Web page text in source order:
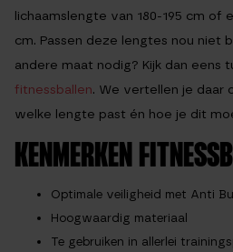
lichaamslengte van 180-195 cm of
cm. Passen deze lengtes nou niet
andere maat nodig? Kijk dan eens
fitnessballen. We vertellen je daar
welke lengte past én hoe je dit
KENMERKEN
Optimale veiligheid met Anti
Hoogwaardig materiaal
Te gebruiken in allerlei